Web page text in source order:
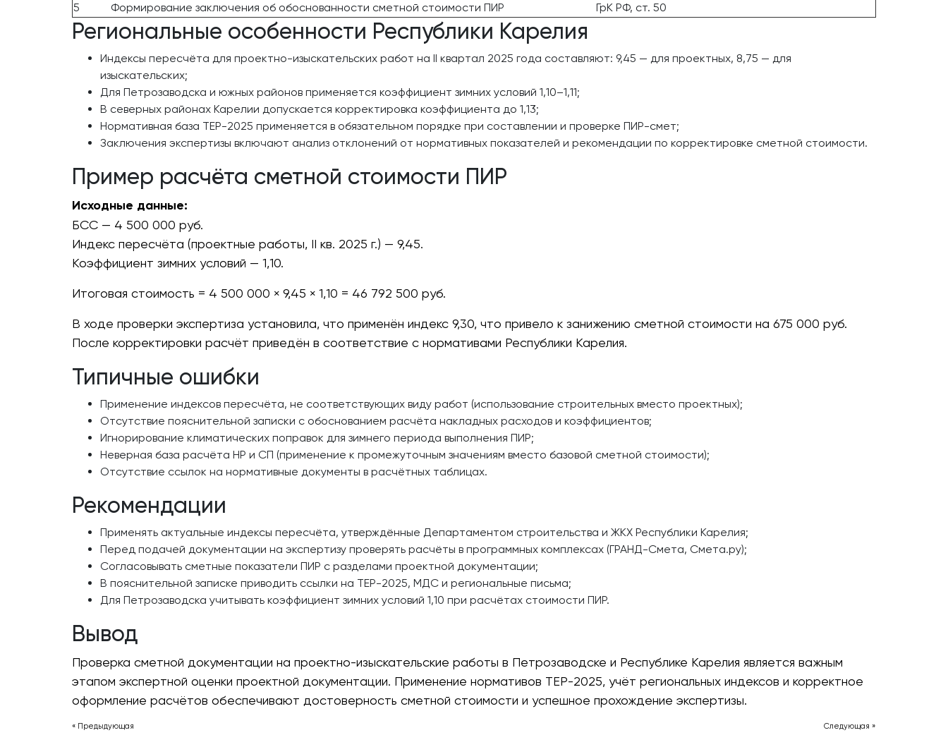
5
Формирование заключения об обоснованности сметной стоимости ПИР ГрК РФ, ст. 50
Региональные особенности Республики Карелия
Индексы пересчёта для проектно-изыскательских работ на II квартал 2025 года составляют: 9,45 — для проектных, 8,75 — для
изыскательских;
Для Петрозаводска и южных районов применяется коэффициент зимних условий 1,10–1,11;
В северных районах Карелии допускается корректировка коэффициента до 1,13;
Нормативная база ТЕР-2025 применяется в обязательном порядке при составлении и проверке ПИР-смет;
Заключения экспертизы включают анализ отклонений от нормативных показателей и рекомендации по корректировке сметной стоимости.
Пример расчёта сметной стоимости ПИР
Исходные данные:
БСС — 4 500 000 руб.
Индекс пересчёта (проектные работы, II кв. 2025 г.) — 9,45.
Коэффициент зимних условий — 1,10.
Итоговая стоимость = 4 500 000 × 9,45 × 1,10 = 46 792 500 руб.
В ходе проверки экспертиза установила, что применён индекс 9,30, что привело к занижению сметной стоимости на 675 000 руб.
После корректировки расчёт приведён в соответствие с нормативами Республики Карелия.
Типичные ошибки
Применение индексов пересчёта, не соответствующих виду работ (использование строительных вместо проектных);
Отсутствие пояснительной записки с обоснованием расчёта накладных расходов и коэффициентов;
Игнорирование климатических поправок для зимнего периода выполнения ПИР;
Неверная база расчёта НР и СП (применение к промежуточным значениям вместо базовой сметной стоимости);
Отсутствие ссылок на нормативные документы в расчётных таблицах.
Рекомендации
Применять актуальные индексы пересчёта, утверждённые Департаментом строительства и ЖКХ Республики Карелия;
Перед подачей документации на экспертизу проверять расчёты в программных комплексах (ГРАНД-Смета, Смета.ру);
Согласовывать сметные показатели ПИР с разделами проектной документации;
В пояснительной записке приводить ссылки на ТЕР-2025, МДС и региональные письма;
Для Петрозаводска учитывать коэффициент зимних условий 1,10 при расчётах стоимости ПИР.
Вывод
Проверка сметной документации на проектно-изыскательские работы в Петрозаводске и Республике Карелия является важным
этапом экспертной оценки проектной документации. Применение нормативов ТЕР-2025, учёт региональных индексов и корректное
оформление расчётов обеспечивают достоверность сметной стоимости и успешное прохождение экспертизы.
Следующая »
« Предыдующая